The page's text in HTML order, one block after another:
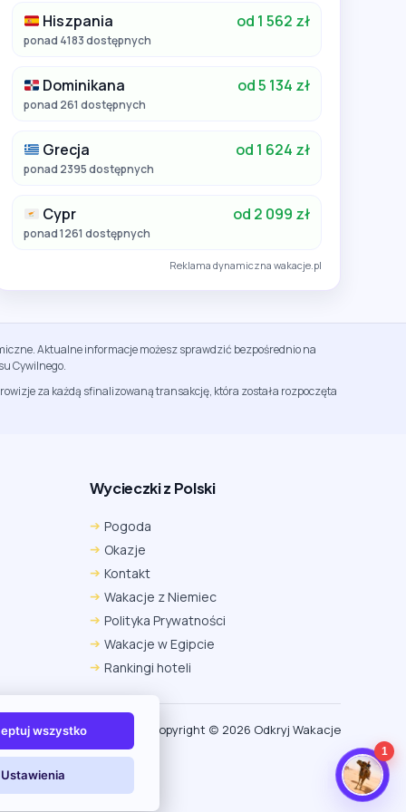
Hiszpania od 1 562 zł
ponad 4183 dostępnych
Dominikana od 5 134 zł
ponad 261 dostępnych
Grecja od 1 624 zł
ponad 2395 dostępnych
Cypr od 2 099 zł
ponad 1261 dostępnych
Reklama dynamiczna wakacje.pl
Aktualne informacje możesz sprawdzić bezpośrednio na
Cywilnego.
za każdą sfinalizowaną transakcję, która została rozpoczęta
Wycieczki z Polski
Pogoda
Okazje
Kontakt
Wakacje z Niemiec
Polityka Prywatności
Wakacje w Egipcie
Rankingi hoteli
Copyright (c) 2026 Odkryj Wakacje
1
Edge
Ustawienia → Prywatność i bezpieczeństwo → Pliki
cookie innych firm → ustaw „Zezwalaj”.
Na czas rezerwacji nie blokuj cookies i śledzenia dla tej
Na czas rezerwacji nie korzystaj z trybu incognito.
wszystko
Ustawienia